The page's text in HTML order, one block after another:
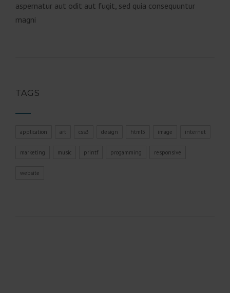
aspernatur aut odit aut fugit, sed quia consequuntur
magni
TAGS
application art css3 design html5 image internet
marketing music printf progamming responsive
website